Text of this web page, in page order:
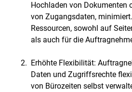
Hochladen von Dokumenten
von Zugangsdaten,
Ressourcen, sowohl auf
als auch für die
Erhöhte Flexibilität:
Daten und Zugriffsrechte
von Bürozeiten selbst